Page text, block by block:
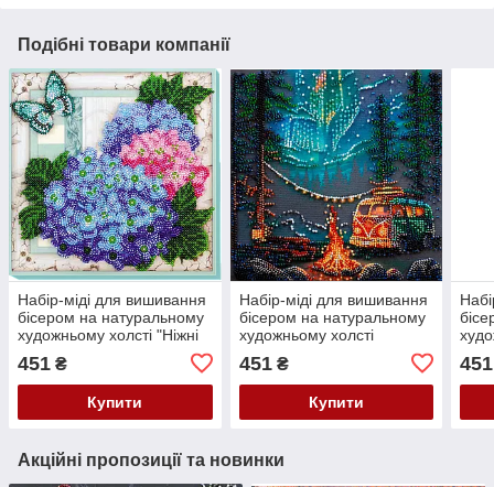
Подібні товари компанії
Набір-міді для вишивання
бісером на натуральному
художньому холсті "Ніжні
гортензії" Абрис Арт AMB-
004
451 ₴
Купити
Набір-міді для вишивання
бісером на натуральному
художньому холсті
Абрис Арт AMB-118
451₴
Купити
451
Акційні пропозиції та новинки